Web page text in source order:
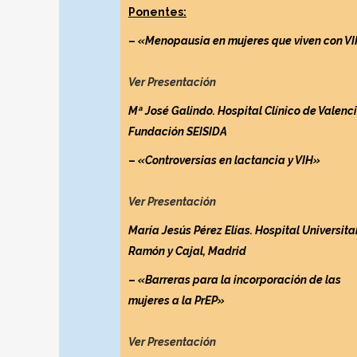
Ponentes:
– «Menopausia en mujeres que viven con
Ver Presentación
Mª José Galindo. Hospital Clínico de
Fundación SEISIDA
– «Controversias en lactancia y VIH»
Ver Presentación
María Jesús Pérez Elías. Hospital
Ramón y Cajal, Madrid
– «Barreras para la incorporación de las
mujeres a la PrEP»
Ver Presentación